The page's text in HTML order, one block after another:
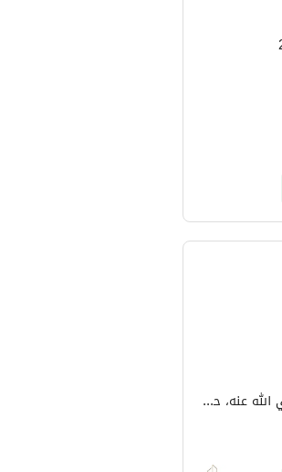
شارع شارع اياس بن اوس بن عتيك الانصاري رضي الله عنه، حي الحمراء، مكة